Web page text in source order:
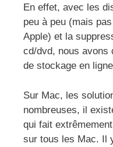
En effet, avec les
peu à peu (mais
Apple) et la
cd/dvd, nous avons
de stockage en
Sur Mac, les
nombreuses, il
qui fait
sur tous les Mac. Il